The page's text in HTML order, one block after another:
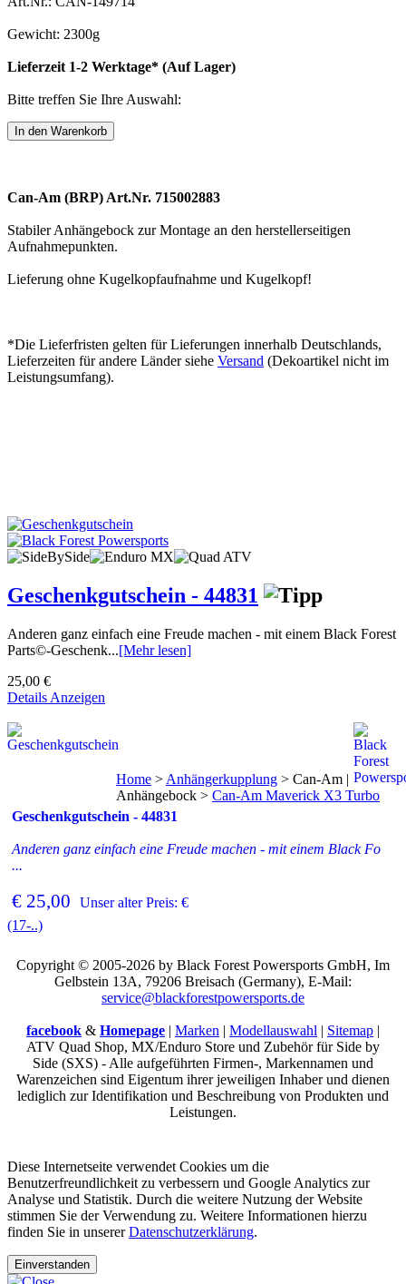
Gewicht: 2300g
Lieferzeit 1-2 Werktage* (Auf Lager)
Bitte treffen Sie Ihre Auswahl:
Can-Am (BRP) Art.Nr. 715002883
Stabiler Anhängebock zur Montage an den herstellerseitigen
Aufnahmepunkten.
Lieferung ohne Kugelkopfaufnahme und Kugelkopf!
*Die Lieferfristen gelten für Lieferungen innerhalb Deutschlands,
Lieferzeiten für andere Länder siehe Versand (Dekoartikel nicht im
Leistungsumfang).
Geschenkgutschein - 44831
Anderen ganz einfach eine Freude machen - mit einem Black Forest
Parts©-Geschenk...[Mehr lesen]
25,00 €
Details Anzeigen
Geschenkgutschein - 44831
Anderen ganz einfach eine Freude machen - mit einem Black Fo
...
€ 25,00 Unser alter Preis: €
Home > Anhängerkupplung > Can-Am |
Anhängebock > Can-Am Maverick X3 Turbo
(17-..)
Copyright © 2005-2026 by Black Forest Powersports GmbH, Im
Gelbstein 13A, 79206 Breisach (Germany), E-Mail:
service@blackforestpowersports.de
facebook & Homepage | Marken | Modellauswahl | Sitemap |
ATV Quad Shop, MX/Enduro Store und Zubehör für Side by
Side (SXS) - Alle aufgeführten Firmen-, Markennamen und
Warenzeichen sind Eigentum ihrer jeweiligen Inhaber und dienen
lediglich zur Identifikation und Beschreibung von Produkten und
Leistungen.
Diese Internetseite verwendet Cookies um die
Benutzerfreundlichkeit zu verbessern und Google Analytics zur
Analyse und Statistik. Durch die weitere Nutzung der Website
stimmen Sie der Verwendung zu. Weitere Informationen hierzu
finden Sie in unsererDatenschutzerklärung.
Einverstanden